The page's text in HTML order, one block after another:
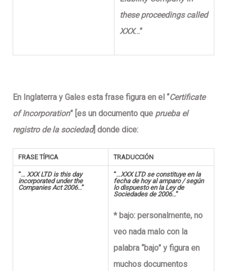
these proceedings called
XXX…”
En Inglaterra y Gales esta frase figura en el “Certificate
of Incorporation” [es un documento que prueba el
registro de la sociedad] donde dice:
FRASE TÍPICA TRADUCCIÓN
“… XXX LTD is this day
incorporated under the
Companies Act 2006…”
“…XXX LTD se constituye en la
fecha de hoy al amparo / según
lo dispuesto en la Ley de
Sociedades de 2006…”
* bajo: personalmente, no
veo nada malo con la
palabra “bajo” y figura en
muchos documentos